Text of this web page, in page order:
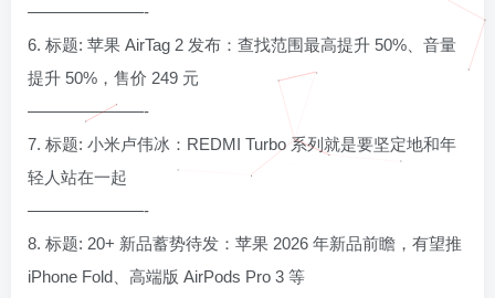
———————-
6. 标题: 苹果 AirTag 2 发布：查找范围最高提升 50%、音量
提升 50%，售价 249 元
———————-
7. 标题: 小米卢伟冰：REDMI Turbo 系列就是要坚定地和年
轻人站在一起
———————-
8. 标题: 20+ 新品蓄势待发：苹果 2026 年新品前瞻，有望推
iPhone Fold、高端版 AirPods Pro 3 等